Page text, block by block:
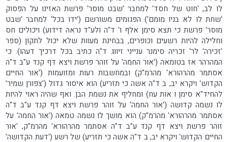
לו לב, 'חוט של חסד' למחבר 'שבט מוסר' פרשת האזינו על הפסוק
'שחת לו לא בניו מומם') הפגומים משורשם ('ידו בכל' למחבר 'שבט
מוסר' פרשת כי תצא סימן אלף ו' ד"ה ולע"ד נראה דידוע) ויכולים חס
וחלילה להיות רשעים וכופרים, בבחינת מעוות שלא יכול לתקון (ספר
'זכירה' לר' זכריה סימנר ענייני זיווג ד"ה כתיב בכל דרכיך דעהו). כי
המהרהר אז בטומאה ('אור החמה' על זוהר פרשת ויצא דף קנד ע"ב ד"ה
אסתמר מהרהורא' מהרמ"ק) ובמחשבות רעות ומזועמות ('אור החיים
הקדוש' ויקרא יב, ב ד"ה אשה כי תזריע) הוא איסור גדול ('צפורן שמיר'
להחיד"א סימן ו אות עח) ומחליף את נשמת הבן. ואף שהיה ראוי להיות
לו נשמה קדושה ('אור החמה' על זוהר פרשת ויצא דף קנד ע"ב ד"ה
אסתמר מהרהורא' מהרמ"ק) הוא מושך לו נשמה טמאה ('אור החמה' על
זוהר פרשת ויצא דף קנד ע"ב ד"ה אסתמר מהרהורא' מהרמ"ק, 'אור
החיים הקדוש' ויקרא יב, ב ד"ה אשה כי תזריע) של רשע ('דעת הקדושה'